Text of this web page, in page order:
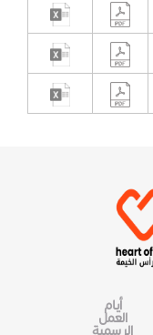
أيام
العمل
الرسمية